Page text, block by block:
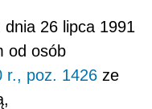
26 lipca 1991
od osób
r., poz. 1426 ze